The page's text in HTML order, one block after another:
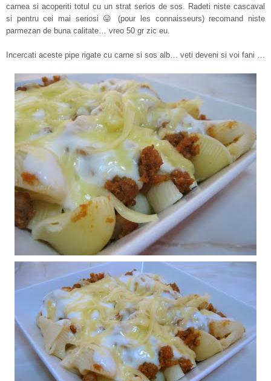
carnea si acoperiti totul cu un strat serios de sos. Radeti niste cascaval
si pentru cei mai seriosi 😛 (pour les connaisseurs) recomand niste
parmezan de buna calitate… vreo 50 gr zic eu.
Incercati aceste pipe rigate cu carne si sos alb… veti deveni si voi fani …